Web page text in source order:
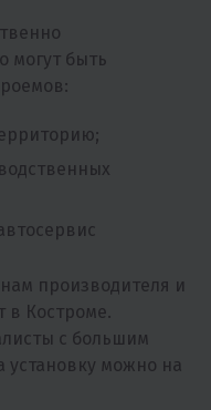
могут быть
производителя и
в Костроме.
с большим
установку можно на